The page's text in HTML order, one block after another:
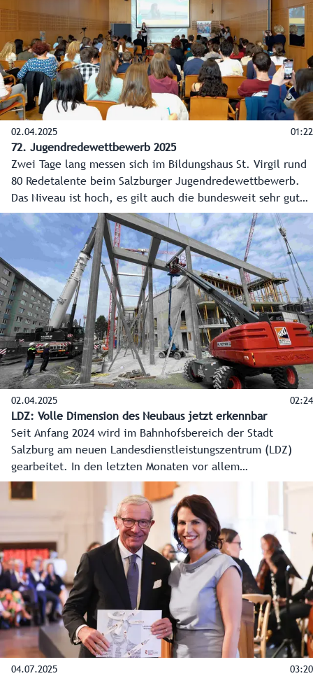
Landesregierung sein. Über die Ergebnisse wird am
Donnerstag, 30. Jänner 2025, im Rahmen einer
Pressekonferenz informiert.
02.04.2025 01:22
72. Jugendredewettbewerb 2025
Zwei Tage lang messen sich im Bildungshaus St. Virgil rund
80 Redetalente beim Salzburger Jugendredewettbewerb.
Das Niveau ist hoch, es gilt auch die bundesweit sehr guten
Ergebnisse aus den letzten Jahren zu verteidigen.
02.04.2025 02:24
LDZ: Volle Dimension des Neubaus jetzt erkennbar
Seit Anfang 2024 wird im Bahnhofsbereich der Stadt
Salzburg am neuen Landesdienstleistungszentrum (LDZ)
gearbeitet. In den letzten Monaten vor allem
„unterirdisch“. Mittlerweile ist auch an der Oberfläche
schon sehr viel passiert. Bis ins zweite Obergeschoss sind
die derzeit rund 120 Bauarbeiter vorgedrungen. Auch die
ganze Dimension des Grundrisses ist nun erkennbar. Ebenso
der neue offene Eingangsbereich in das Gebäude.
04.07.2025 03:20